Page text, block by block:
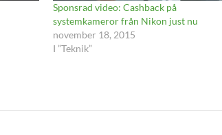
Sponsrad video: Cashback på
systemkameror från Nikon just nu
november 18, 2015
I ”Teknik”